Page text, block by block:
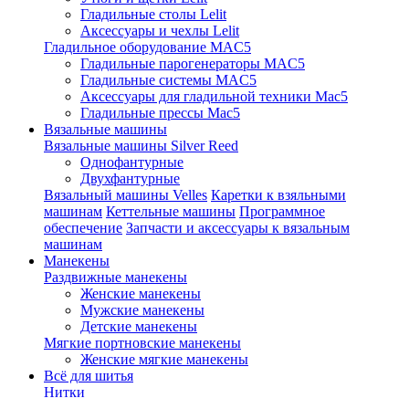
Гладильные столы Lelit
Аксессуары и чехлы Lelit
Гладильное оборудование MAC5
Гладильные парогенераторы MAC5
Гладильные системы MAC5
Аксессуары для гладильной техники Mac5
Гладильные прессы Mac5
Вязальные машины
Вязальные машины Silver Reed
Однофантурные
Двухфантурные
Вязальный машины Velles Каретки к взяльными
машинам Кеттельные машины Программное
обеспечение Запчасти и аксессуары к вязальным
машинам
Манекены
Раздвижные манекены
Женские манекены
Мужские манекены
Детские манекены
Мягкие портновские манекены
Женские мягкие манекены
Всё для шитья
Нитки